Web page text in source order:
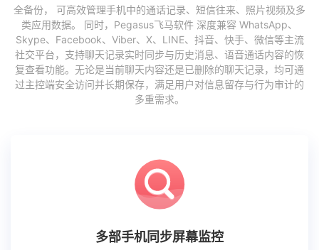
全备份， 可高效管理手机中的通话记录、短信往来、照片视频及多
类应用数据。 同时，Pegasus飞马软件 深度兼容 WhatsApp、
Skype、Facebook、Viber、X、LINE、抖音、快手、微信等主流
社交平台，支持聊天记录实时同步与历史消息、语音通话内容的恢
复查看功能。无论是当前聊天内容还是已删除的聊天记录，均可通
过主控端安全访问并长期保存，满足用户对信息留存与行为审计的
多重需求。
多部手机同步屏幕监控